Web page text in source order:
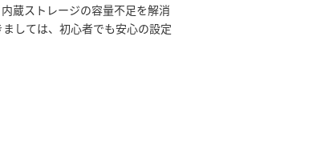
蔵ストレージの容量不足を解消
しては、初心者でも安心の設定